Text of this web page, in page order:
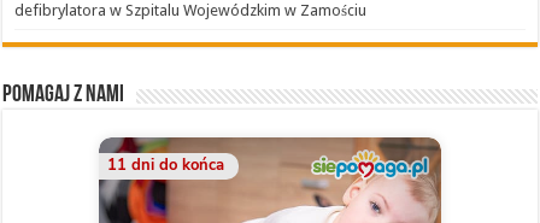
defibrylatora w Szpitalu Wojewódzkim w Zamościu
Pomagaj z nami